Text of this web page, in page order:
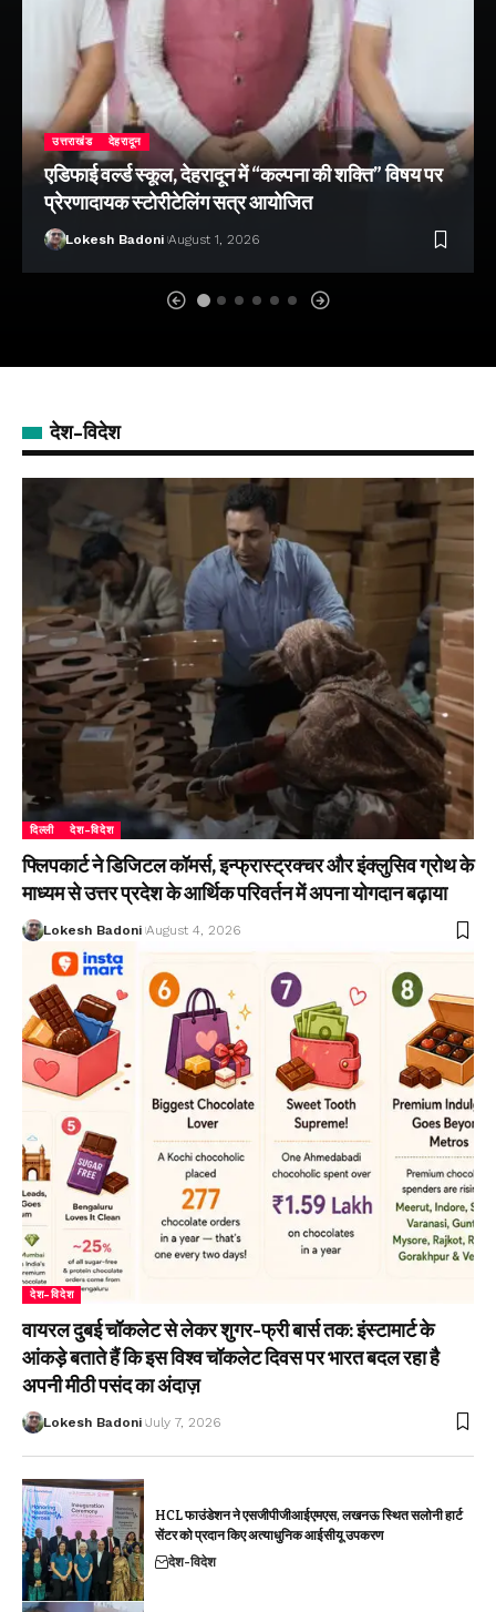
उत्तराखंड देहरादून
एडिफाई वर्ल्ड स्कूल, देहरादून में “कल्पना की शक्ति” विषय पर
प्रेरणादायक स्टोरीटेलिंग सत्र आयोजित
Lokesh Badoni August 1, 2026
देश-विदेश
दिल्ली देश-विदेश
फ्लिपकार्ट ने डिजिटल कॉमर्स, इन्फ्रास्ट्रक्चर और इंक्लुसिव ग्रोथ के
माध्यम से उत्तर प्रदेश के आर्थिक परिवर्तन में अपना योगदान बढ़ाया
Lokesh Badoni August 4, 2026
देश-विदेश
वायरल दुबई चॉकलेट से लेकर शुगर-फ्री बार्स तक: इंस्टामार्ट के
आंकड़े बताते हैं कि इस विश्व चॉकलेट दिवस पर भारत बदल रहा है
अपनी मीठी पसंद का अंदाज़
Lokesh Badoni July 7, 2026
HCL फाउंडेशन ने एसजीपीजीआईएमएस, लखनऊ स्थित सलोनी हार्ट
सेंटर को प्रदान किए अत्याधुनिक आईसीयू उपकरण
देश-विदेश